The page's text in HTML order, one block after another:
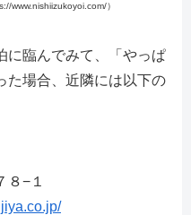
www.nishiizukoyoi.com/）
に臨んでみて、「やっぱ
た場合、近隣には以下の
８−１